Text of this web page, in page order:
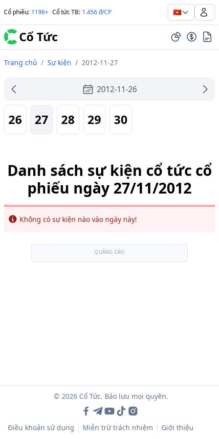
Cổ phiếu: 1196+ Cổ tức TB: 1.456 đ/CP 🇻🇳
Cổ Tức
Trang chủ / Sự kiện / 2012-11-27
2012-11-26
26 27 28 29 30
Danh sách sự kiện cổ tức cổ
phiếu ngày 27/11/2012
Info
Không có sự kiện nào vào ngày này!
QUẢNG CÁO
© 2026 Cổ Tức. Bảo lưu mọi quyền.
Điều khoản sử dụng Miễn trừ trách nhiệm Giới thiệu